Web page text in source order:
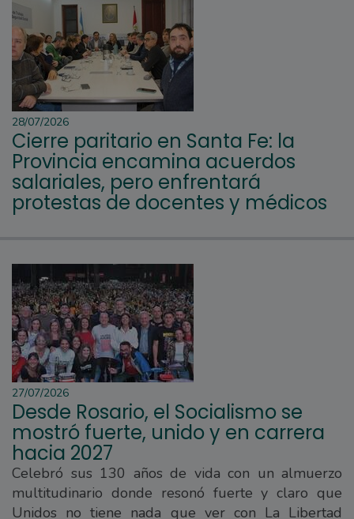
28/07/2026
Cierre paritario en Santa Fe: la
Provincia encamina acuerdos
salariales, pero enfrentará
protestas de docentes y médicos
27/07/2026
Desde Rosario, el Socialismo se
mostró fuerte, unido y en carrera
hacia 2027
Celebró sus 130 años de vida con un almuerzo
multitudinario donde resonó fuerte y claro que
Unidos no tiene nada que ver con La Libertad